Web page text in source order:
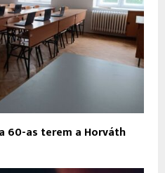
60-as terem a Horváth